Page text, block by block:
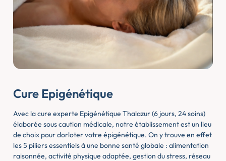
Cure Epigénétique
Avec la cure experte Epigénétique Thalazur (6 jours, 24 soins)
élaborée sous caution médicale, notre établissement est un lieu
de choix pour dorloter votre épigénétique. On y trouve en effet
les 5 piliers essentiels à une bonne santé globale : alimentation
raisonnée, activité physique adaptée, gestion du stress, réseau